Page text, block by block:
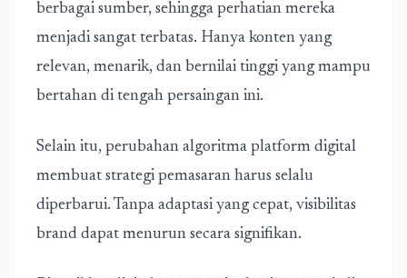
berbagai sumber, sehingga perhatian mereka
menjadi sangat terbatas. Hanya konten yang
relevan, menarik, dan bernilai tinggi yang mampu
bertahan di tengah persaingan ini.
Selain itu, perubahan algoritma platform digital
membuat strategi pemasaran harus selalu
diperbarui. Tanpa adaptasi yang cepat, visibilitas
brand dapat menurun secara signifikan.